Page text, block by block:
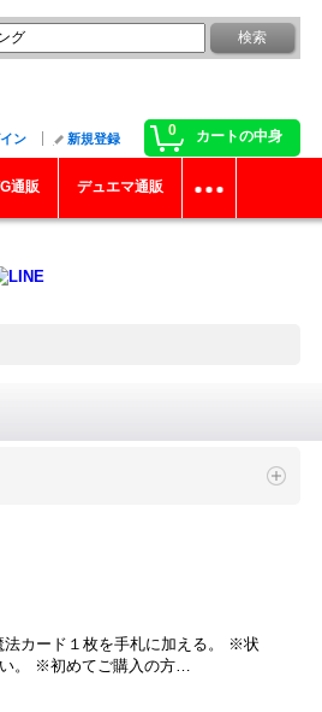
0 カートの中身
ン 新規登録
通販 デュエマ通販
カード１枚を手札に加える。 ※状
い。 ※初めてご購入の方…